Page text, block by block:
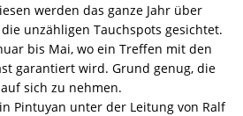
werden das ganze Jahr über
unzähligen Tauchspots gesichtet.
bis Mai, wo ein Treffen mit den
garantiert wird. Grund genug, die
sich zu nehmen.
Pintuyan unter der Leitung von Ralf